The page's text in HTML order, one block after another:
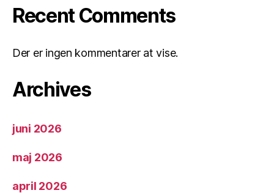
Recent Comments
Der er ingen kommentarer at vise.
Archives
juni 2026
maj 2026
april 2026